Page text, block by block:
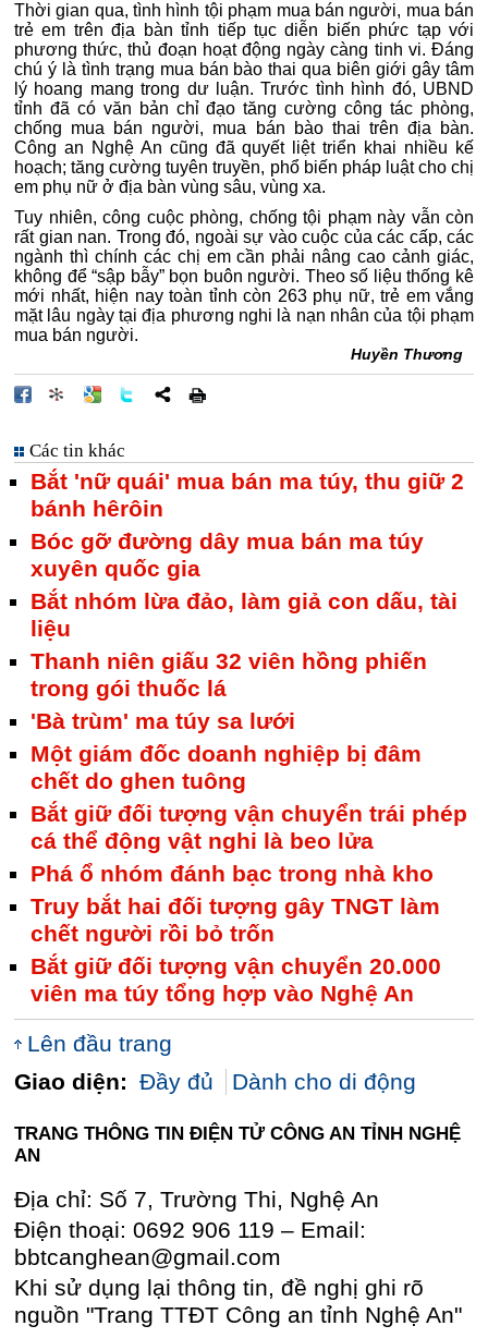
Thời gian qua, tình hình tội phạm mua bán người, mua bán
trẻ em trên địa bàn tỉnh tiếp tục diễn biến phức tạp với
phương thức, thủ đoạn hoạt động ngày càng tinh vi. Đáng
chú ý là tình trạng mua bán bào thai qua biên giới gây tâm
lý hoang mang trong dư luận. Trước tình hình đó, UBND
tỉnh đã có văn bản chỉ đạo tăng cường công tác phòng,
chống mua bán người, mua bán bào thai trên địa bàn.
Công an Nghệ An cũng đã quyết liệt triển khai nhiều kế
hoạch; tăng cường tuyên truyền, phổ biến pháp luật cho chị
em phụ nữ ở địa bàn vùng sâu, vùng xa.
Tuy nhiên, công cuộc phòng, chống tội phạm này vẫn còn
rất gian nan. Trong đó, ngoài sự vào cuộc của các cấp, các
ngành thì chính các chị em cần phải nâng cao cảnh giác,
không để “sập bẫy” bọn buôn người. Theo số liệu thống kê
mới nhất, hiện nay toàn tỉnh còn 263 phụ nữ, trẻ em vắng
mặt lâu ngày tại địa phương nghi là nạn nhân của tội phạm
mua bán người.
Huyền Thương
Các tin khác
Bắt 'nữ quái' mua bán ma túy, thu giữ 2
bánh hêrôin
Bóc gỡ đường dây mua bán ma túy
xuyên quốc gia
Bắt nhóm lừa đảo, làm giả con dấu, tài
liệu
Thanh niên giấu 32 viên hồng phiến
trong gói thuốc lá
'Bà trùm' ma túy sa lưới
Một giám đốc doanh nghiệp bị đâm
chết do ghen tuông
Bắt giữ đối tượng vận chuyển trái phép
cá thể động vật nghi là beo lửa
Phá ổ nhóm đánh bạc trong nhà kho
Truy bắt hai đối tượng gây TNGT làm
chết người rồi bỏ trốn
Bắt giữ đối tượng vận chuyển 20.000
viên ma túy tổng hợp vào Nghệ An
Lên đầu trang
Giao diện: Đầy đủ Dành cho di động
TRANG THÔNG TIN ĐIỆN TỬ CÔNG AN TỈNH NGHỆ
AN
Địa chỉ: Số 7, Trường Thi, Nghệ An
Điện thoại: 0692 906 119 – Email:
bbtcanghean@gmail.com
Khi sử dụng lại thông tin, đề nghị ghi rõ
nguồn "Trang TTĐT Công an tỉnh Nghệ An"